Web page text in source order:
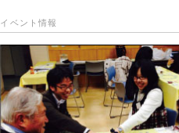
イベント情報